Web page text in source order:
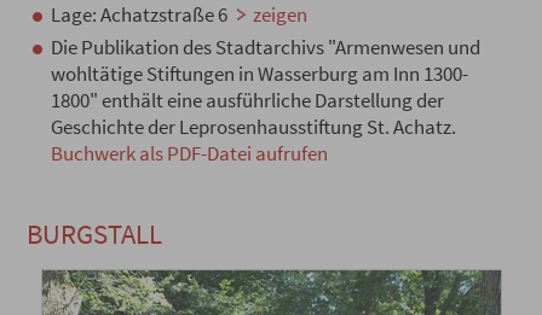
Lage: Achatzstraße 6
zeigen
Die Publikation des Stadtarchivs "Armenwesen und
wohltätige Stiftungen in Wasserburg am Inn 1300-
1800" enthält eine ausführliche Darstellung der
Geschichte der Leprosenhausstiftung St. Achatz.
Buchwerk als PDF-Datei aufrufen
BURGSTALL